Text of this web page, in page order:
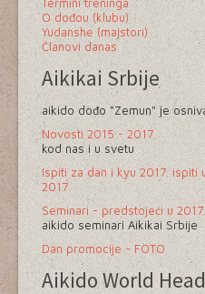
O dođou (klubu)
Yudanshe (majstori)
Članovi danas
Aikikai Srbije
aikido dođo "Zemun" je
Novosti 2015 - 2017.
kod nas i u svetu
Ispiti za dan i kyu 2017. ispiti
2017.
Seminari - predstojeći u 2017.
aikido seminari Aikikai Srbije
Dan promocije - FOTO
Aikido World